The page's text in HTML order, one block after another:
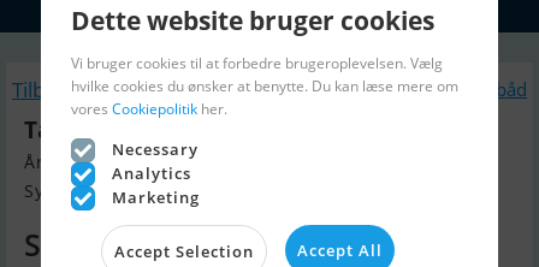
Tilbage Lignende Sejlbåd
Tartan 34 C - Solgt / Sold - Lign Søges
Årgang 1969, Sejlbåd til salg
Sydjylland / Nordtyskland, Danm...
SOLGT
Dette website bruger cookies
Vi bruger cookies til at forbedre brugeroplevelsen. Vælg
hvilke cookies du ønsker at benytte. Du kan læse mere om
vores Cookiepolitik her.
Necessary
Analytics
Marketing
Accept Selection Accept All